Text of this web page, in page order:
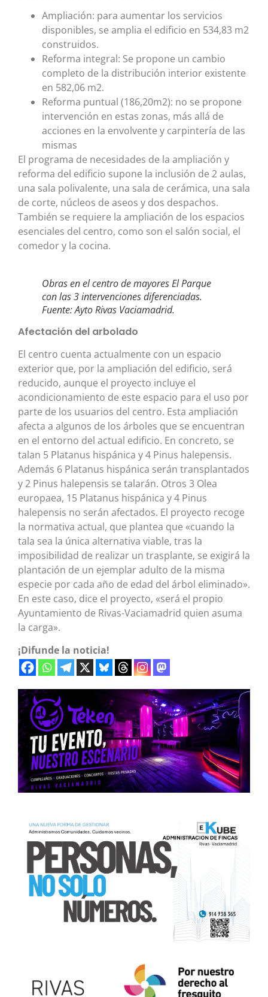
Ampliación: para aumentar los servicios
disponibles, se amplia el edificio en 534,83 m2
construidos.
Reforma integral: Se propone un cambio
completo de la distribución interior existente
en 582,06 m2.
Reforma puntual (186,20m2): no se propone
intervención en estas zonas, más allá de
acciones en la envolvente y carpintería de las
mismas
El programa de necesidades de la ampliación y
reforma del edificio supone la inclusión de 2 aulas,
una sala polivalente, una sala de cerámica, una sala
de corte, núcleos de aseos y dos despachos.
También se requiere la ampliación de los espacios
esenciales del centro, como son el salón social, el
comedor y la cocina.
Obras en el centro de mayores El Parque
con las 3 intervenciones diferenciadas.
Fuente: Ayto Rivas Vaciamadrid.
Afectación del arbolado
El centro cuenta actualmente con un espacio
exterior que, por la ampliación del edificio, será
reducido, aunque el proyecto incluye el
acondicionamiento de este espacio para el uso por
parte de los usuarios del centro. Esta ampliación
afecta a algunos de los árboles que se encuentran
en el entorno del actual edificio. En concreto, se
talan 5 Platanus hispánica y 4 Pinus halepensis.
Además 6 Platanus hispánica serán transplantados
y 2 Pinus halepensis se talarán. Otros 3 Olea
europaea, 15 Platanus hispánica y 4 Pinus
halepensis no serán afectados. El proyecto recoge
la normativa actual, que plantea que «cuando la
tala sea la única alternativa viable, tras la
imposibilidad de realizar un trasplante, se exigirá la
plantación de un ejemplar adulto de la misma
especie por cada año de edad del árbol eliminado».
En este caso, dice el proyecto, «será el propio
Ayuntamiento de Rivas-Vaciamadrid quien asuma
la carga».
¡Difunde la noticia!